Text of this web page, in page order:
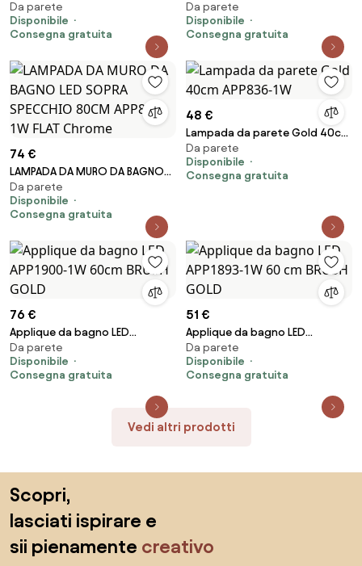
LED SOPRA SPECCHIO 9W 70CM
APP362-1W
Da parete
Disponibile
Consegna gratuita
LED SOPRA SPECCHIO 12W
50CM APP374-1W BIANCO
Da parete
Disponibile
Consegna gratuita
74 €
LAMPADA DA MURO DA BAGNO
LED SOPRA SPECCHIO 80CM
APP841-1W FLAT Chrome
Da parete
Disponibile
Consegna gratuita
48 €
Lampada da parete Gold 40cm
APP836-1W
Da parete
Disponibile
Consegna gratuita
76 €
Applique da bagno LED
APP1900-1W 60cm BRUSH GOLD
Da parete
Disponibile
Consegna gratuita
51 €
Applique da bagno LED
APP1893-1W 60 cm BRUSH GOLD
Da parete
Disponibile
Consegna gratuita
Vedi altri prodotti
Scopri,
lasciati ispirare e
sii pienamente creativo